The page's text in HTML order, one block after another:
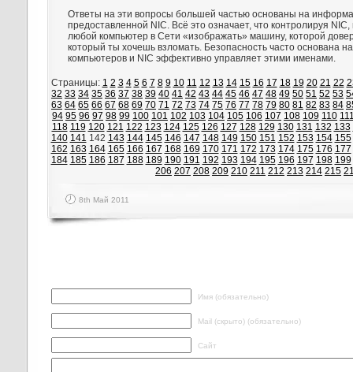
Ответы на эти вопросы большей частью основаны на
предоставленной NIC. Всё это означает, что контролируя
любой компьютер в Сети «изображать» машину, которой
который ты хочешь взломать. Безопасность часто основана
компьютеров и NIC эффективно управляет этими именами.
Страницы: 1 2 3 4 5 6 7 8 9 10 11 12 13 14 15 16 17 18 19 20 21 22
32 33 34 35 36 37 38 39 40 41 42 43 44 45 46 47 48 49 50 51 52 53
63 64 65 66 67 68 69 70 71 72 73 74 75 76 77 78 79 80 81 82 83 84
94 95 96 97 98 99 100 101 102 103 104 105 106 107 108 109 110
118 119 120 121 122 123 124 125 126 127 128 129 130 131 132 133
140 141 142 143 144 145 146 147 148 149 150 151 152 153 154 155
162 163 164 165 166 167 168 169 170 171 172 173 174 175 176 177
184 185 186 187 188 189 190 191 192 193 194 195 196 197 198 199
206 207 208 209 210 211 212 213 214 215
8th Май 2011
Имя (обязательно)
Mail (скрыто) (обязательно)
Сайт